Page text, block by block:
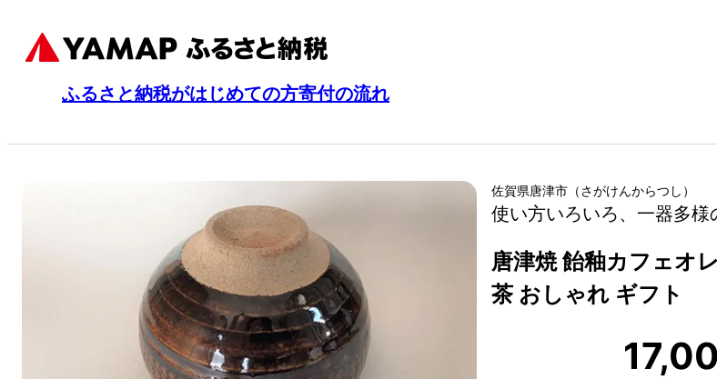
ふるさと納税がはじめての方寄付の流れ
佐賀県唐津市 （さがけんからつし ）
使い方いろいろ、一器多様
唐津焼 飴釉カフェオ
茶 おしゃれ ギフト